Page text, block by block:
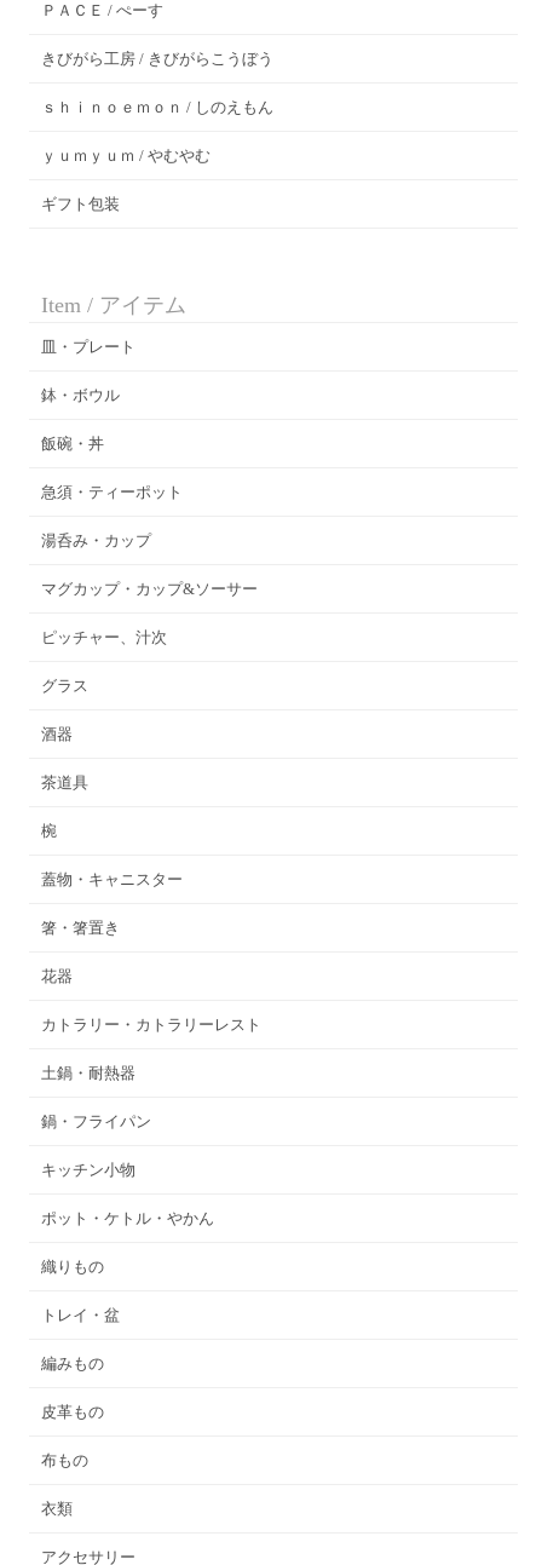
ＰＡＣＥ / ぺーす
きびがら工房 / きびがらこうぼう
ｓｈｉｎｏｅｍｏｎ / しのえもん
ｙｕｍｙｕｍ / やむやむ
ギフト包装
Item / アイテム
皿・プレート
鉢・ボウル
飯碗・丼
急須・ティーポット
湯呑み・カップ
マグカップ・カップ&ソーサー
ピッチャー、汁次
グラス
酒器
茶道具
椀
蓋物・キャニスター
箸・箸置き
花器
カトラリー・カトラリーレスト
土鍋・耐熱器
鍋・フライパン
キッチン小物
ポット・ケトル・やかん
織りもの
トレイ・盆
編みもの
皮革もの
布もの
衣類
アクセサリー